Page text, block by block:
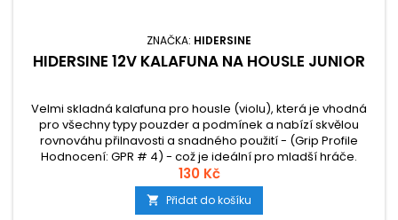
ZNAČKA: HIDERSINE
HIDERSINE 12V KALAFUNA NA HOUSLE JUNIOR
Velmi skladná kalafuna pro housle (violu), která je vhodná
pro všechny typy pouzder a podmínek a nabízí skvělou
rovnováhu přilnavosti a snadného použití - (Grip Profile
Hodnocení: GPR # 4) - což je ideální pro mladší hráče.
130 Kč
 Přidat do košíku